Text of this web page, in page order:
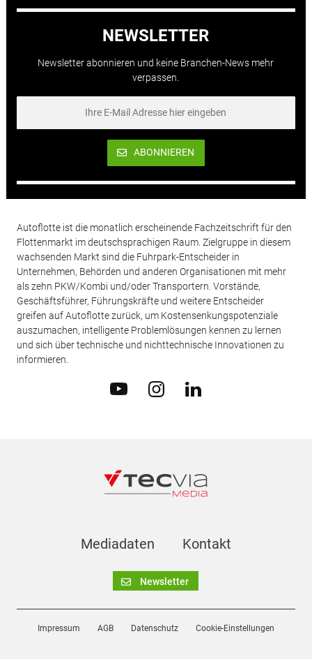
NEWSLETTER
Newsletter abonnieren und keine Branchen-News mehr
verpassen.
ABONNIEREN
Autoflotte ist die monatlich erscheinende Fachzeitschrift für den
Flottenmarkt im deutschsprachigen Raum. Zielgruppe in diesem
wachsenden Markt sind die Fuhrpark-Entscheider in
Unternehmen, Behörden und anderen Organisationen mit mehr
als zehn PKW/Kombi und/oder Transportern. Vorstände,
Geschäftsführer, Führungskräfte und weitere Entscheider
greifen auf Autoflotte zurück, um Kostensenkungspotenziale
auszumachen, intelligente Problemlösungen kennen zu lernen
und sich über technische und nichttechnische Innovationen zu
informieren.
Mediadaten Kontakt
Newsletter
Impressum AGB Datenschutz Cookie-Einstellungen